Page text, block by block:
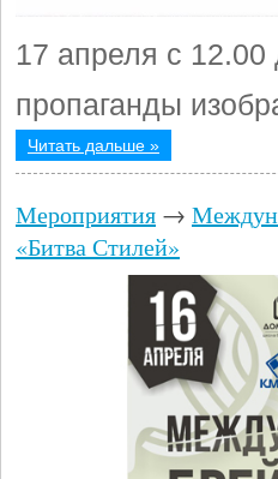
17 апреля с
пропаганды
Читать дальше »
Мероприятия →
«Битва Стилей»